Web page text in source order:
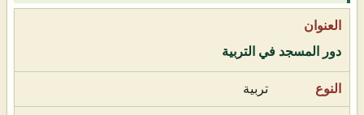
دور المسجد في التربية
تربية